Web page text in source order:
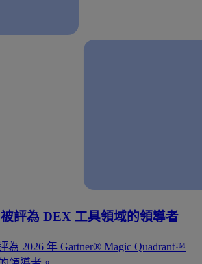
評為 DEX 工具領域的領導者
為 2026 年 Gartner® Magic Quadrant™